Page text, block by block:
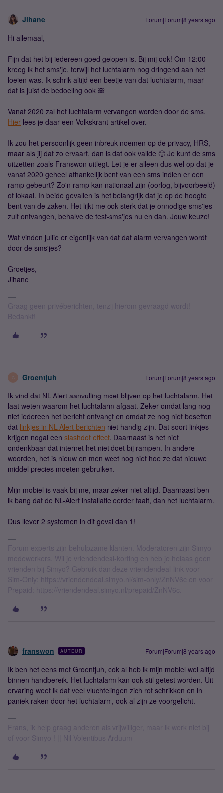
Jihane Forum|Forum|8 years ago
Hi allemaal,
Fijn dat het bij iedereen goed gelopen is. Bij mij ook! Om 12:00
kreeg ik het sms'je, terwijl het luchtalarm nog dringend aan het
loeien was. Ik schrik altijd een beetje van dat luchtalarm, maar
dat is juist de bedoeling ook 🙈
Vanaf 2020 zal het luchtalarm vervangen worden door de sms.
Hier lees je daar een Volkskrant-artikel over.
Ik zou het persoonlijk geen inbreuk noemen op de privacy, HRS,
maar als jij dat zo ervaart, dan is dat ook valide 🙂 Je kunt de sms
uitzetten zoals Franswon uitlegt. Let je er alleen dus wel op dat je
vanaf 2020 geheel afhankelijk bent van een sms indien er een
ramp gebeurt? Zo'n ramp kan nationaal zijn (oorlog, bijvoorbeeld)
of lokaal. In beide gevallen is het belangrijk dat je op de hoogte
bent van de zaken. Het lijkt me ook sterk dat je onnodige sms'jes
zult ontvangen, behalve de test-sms'jes nu en dan. Jouw keuze!
Wat vinden jullie er eigenlijk van dat dat alarm vervangen wordt
door de sms'jes?
Groetjes,
Jihane
Graag geen privéberichten, tenzij hierom gevraagd wordt!
Bedankt!
G Groentjuh Forum|Forum|8 years ago
Ik vind dat NL-Alert aanvulling moet blijven op het luchtalarm. Het
laat weten waarom het luchtalarm afgaat. Zeker omdat lang nog
niet iedereen het bericht ontvangt en omdat ze nog niet beseffen
dat linkjes in NL-Alert berichten niet handig zijn. Dat soort linkjes
krijgen nogal een slashdot effect. Daarnaast is het niet
ondenkbaar dat internet het niet doet bij rampen. In andere
woorden, het is nieuw en men weet nog niet hoe ze dat nieuwe
middel precies moeten gebruiken.
Mijn mobiel is vaak bij me, maar zeker niet altijd. Daarnaast ben
ik bang dat de NL-Alert installatie eerder faalt, dan het luchtalarm.
Dus liever 2 systemen in dit geval dan 1!
Forum experts zijn behulpzame klanten. Moderatoren zijn Simyo
medewerkers. Wil je vriendendeal-korting en heb je helaas geen
vrienden bij Simyo? Gebruik dan deze vriendendeal-link voor
Sim-Only: https://vriendendeal.simyo.nl/sim-only/ZnNV6c en voor
Prepaid: https://vriendendeal.simyo.nl/prepaid/ZnNV6c.
franswon AUTEUR Forum|Forum|8 years ago
Ik ben het eens met Groentjuh, ook al heb ik mijn mobiel wel altijd
binnen handbereik. Het luchtalarm kan ook stil getest worden. Uit
ervaring weet ik dat veel vluchtelingen zich rot schrikken en in
paniek raken door het luchtalarm, ook al zijn ze voorgelicht.
Frans, ik help graag anderen als vrijwilliger, maar ik werk niet bij
of voor Simyo ! || Nil Volentibus Arduum